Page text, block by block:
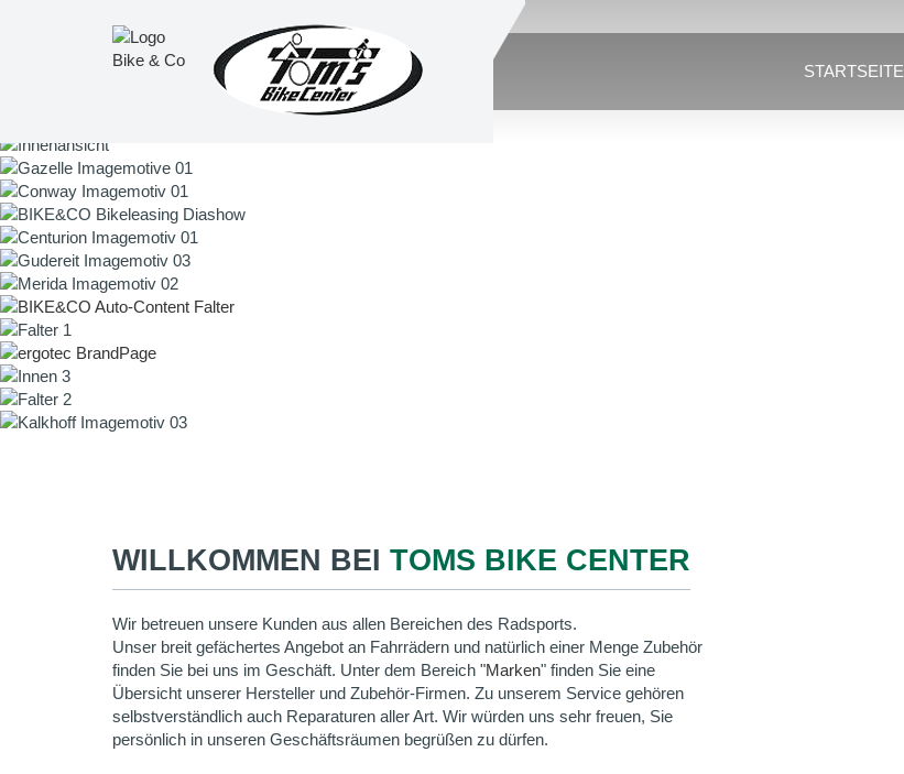
STARTSEITE
WILLKOMMEN BEI TOMS BIKE CENTER
Wir betreuen unsere Kunden aus allen Bereichen des Radsports.
Unser breit gefächertes Angebot an Fahrrädern und natürlich einer Menge Zubehör
finden Sie bei uns im Geschäft. Unter dem Bereich "Marken" finden Sie eine
Übersicht unserer Hersteller und Zubehör-Firmen. Zu unserem Service gehören
selbstverständlich auch Reparaturen aller Art. Wir würden uns sehr freuen, Sie
persönlich in unseren Geschäftsräumen begrüßen zu dürfen.